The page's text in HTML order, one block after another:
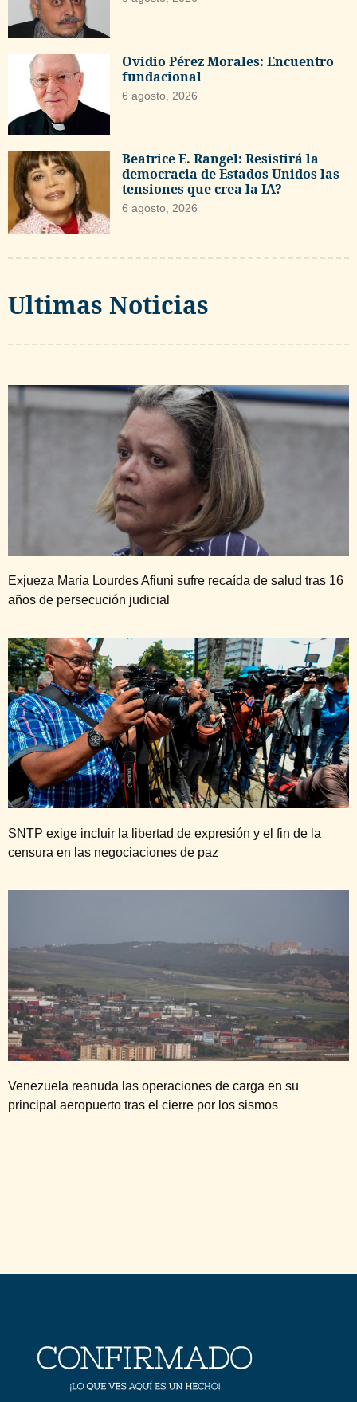
Ovidio Pérez Morales: Encuentro
fundacional
6 agosto, 2026
Beatrice E. Rangel: Resistirá la
democracia de Estados Unidos las
tensiones que crea la IA?
6 agosto, 2026
Ultimas Noticias
Exjueza María Lourdes Afiuni sufre recaída de salud tras 16
años de persecución judicial
SNTP exige incluir la libertad de expresión y el fin de la
censura en las negociaciones de paz
Venezuela reanuda las operaciones de carga en su
principal aeropuerto tras el cierre por los sismos